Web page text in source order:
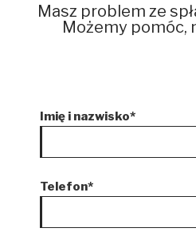
Masz problem ze
Możemy pomóc,
Imię i nazwisko*
Telefon*